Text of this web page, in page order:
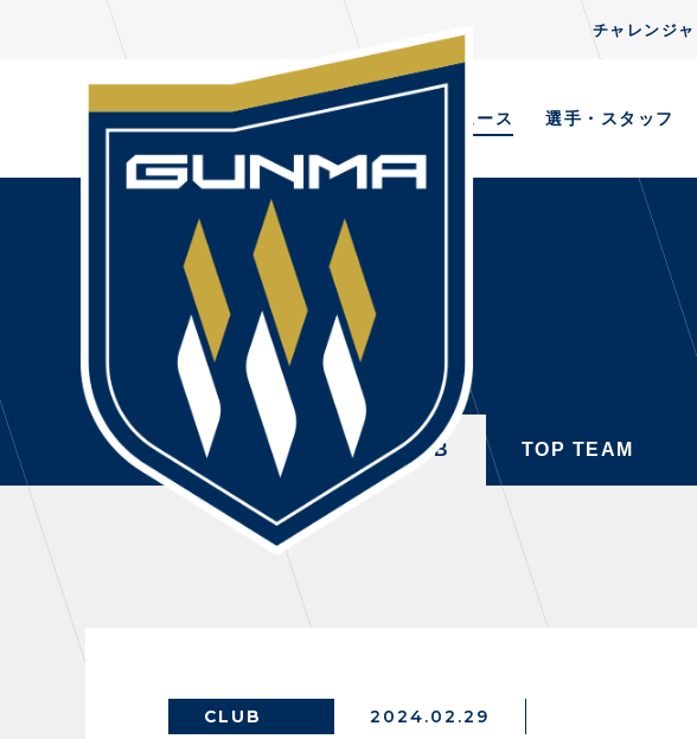
チャレンジ
ニュース 選手・スタッフ
NEWS
TOPICS
CLUB
TOP TEAM
CHALLENGERS
ACADEMY
PLAYERS /
・練習場ごとの注意事項
・練習場マップ
ニュース NEWS
ALL TOPICS CLUB TOP TEAM
CLUB
CLUB 2024.02.29